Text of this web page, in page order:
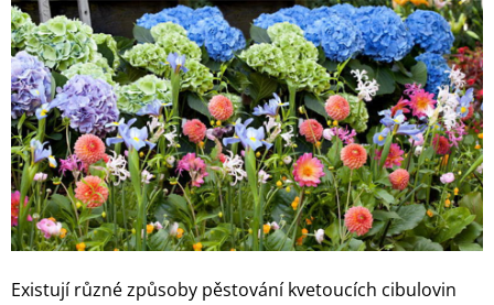
Existují různé způsoby pěstování kvetoucích cibulovin